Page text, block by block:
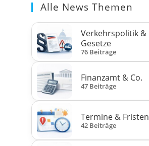
Alle News Themen
Verkehrspolitik &
Gesetze
76 Beiträge
Finanzamt & Co.
47 Beiträge
Termine & Fristen
42 Beiträge